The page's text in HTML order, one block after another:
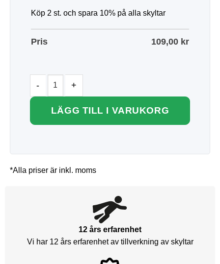
Köp 2 st. och spara 10% på alla skyltar
Pris 109,00 kr
LÄGG TILL I VARUKORG
*Alla priser är inkl. moms
12 års erfarenhet
Vi har 12 års erfarenhet av tillverkning av skyltar